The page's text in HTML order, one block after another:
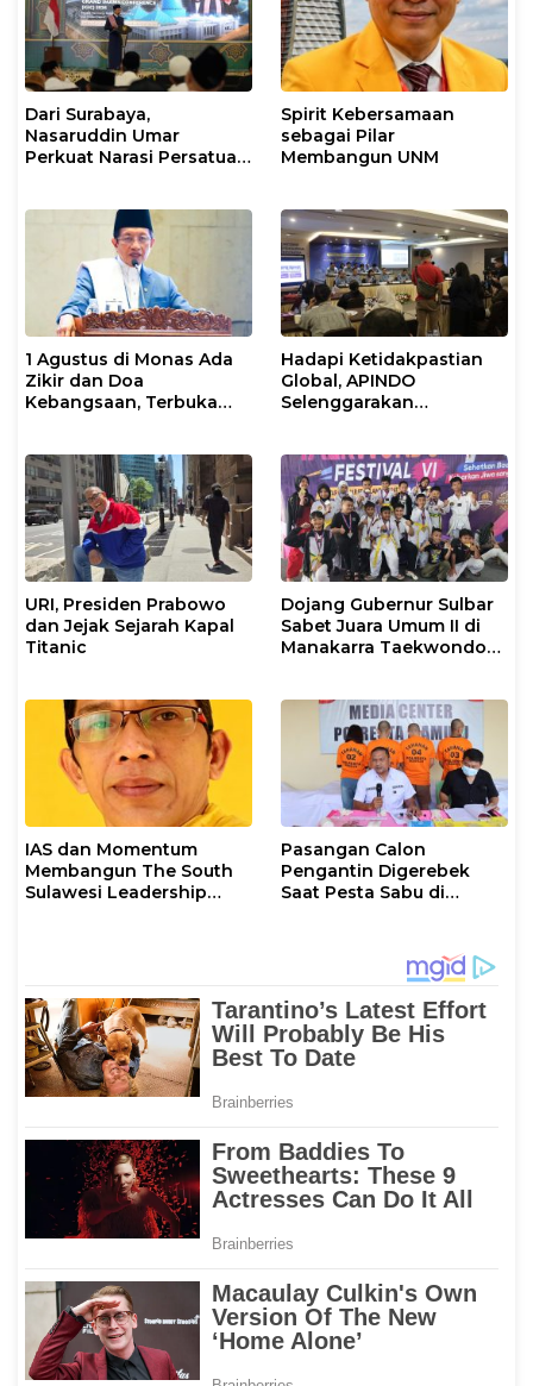
Dari Surabaya,
Nasaruddin Umar
Perkuat Narasi Persatuan
Spirit Kebersamaan
sebagai Pilar
Membangun UNM
1 Agustus di Monas Ada
Zikir dan Doa
Kebangsaan, Terbuka
Hadapi Ketidakpastian
Global, APINDO
Selenggarakan
Ketahanan Ekonomi
Nasional
URI, Presiden Prabowo
dan Jejak Sejarah Kapal
Titanic
Dojang Gubernur Sulbar
Sabet Juara Umum II di
Manakarra Taekwondo
IAS dan Momentum
Membangun The South
Sulawesi Leadership
Pasangan Calon
Pengantin Digerebek
Saat Pesta Sabu di